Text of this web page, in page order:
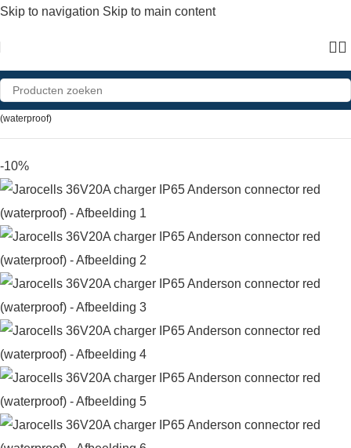
Skip to navigation Skip to main content
Home»Shop»Jarocells 36V20A charger IP65 Anderson connector red
(waterproof)
-10%